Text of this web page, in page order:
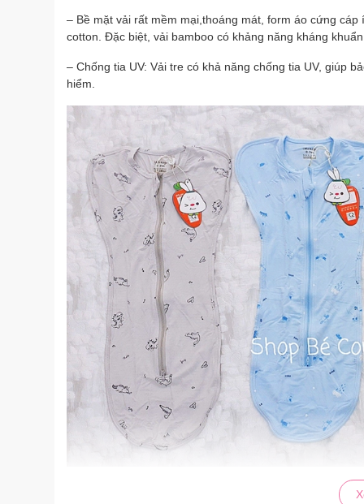
– Bề mặt vải rất mềm mại,thoáng mát, form áo cứng
cotton. Đặc biệt, vải bamboo có khảng năng kháng
– Chống tia UV: Vải tre có khả năng chống tia UV, giúp
hiểm.